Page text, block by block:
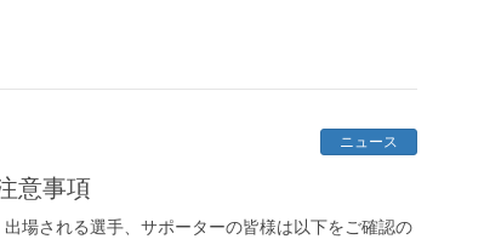
ニュース
意事項
場される選手、サポーターの皆様は以下をご確認の